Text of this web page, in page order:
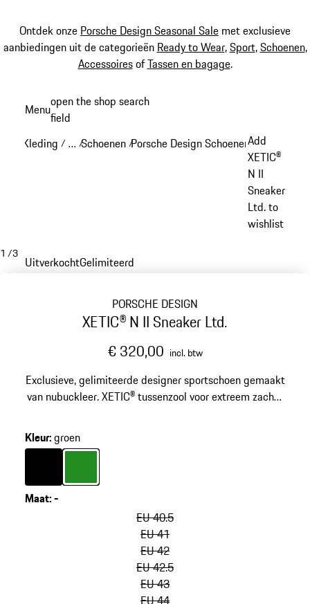
Ontdek onze Porsche Design Seasonal Sale met exclusieve
aanbiedingen uit de categorieën Ready to Wear,Sport,Schoenen,
AccessoiresofTassen en bagage.
hoofdinhoud
Menuopen the shop search
field
Kleding / …
Reveal collapsed breadcrumb items
/Schoenen /Porsche Design Schoenen/
Add
XETIC®
N II
Sneaker
Ltd. to
wishlist
1 /3
UitverkochtGelimiteerd
PORSCHE DESIGN
XETIC® N II Sneaker Ltd.
€ 320,00 incl. btw
Exclusieve, gelimiteerde designer sportschoen gemaakt
van nubuckleer. XETIC® tussenzool voor extreem zachte
Kleur:groen
Kleur
zwart
Kleurgroen
Maat:-
EU 40.5
EU 41
EU 42
EU 42.5
EU 43